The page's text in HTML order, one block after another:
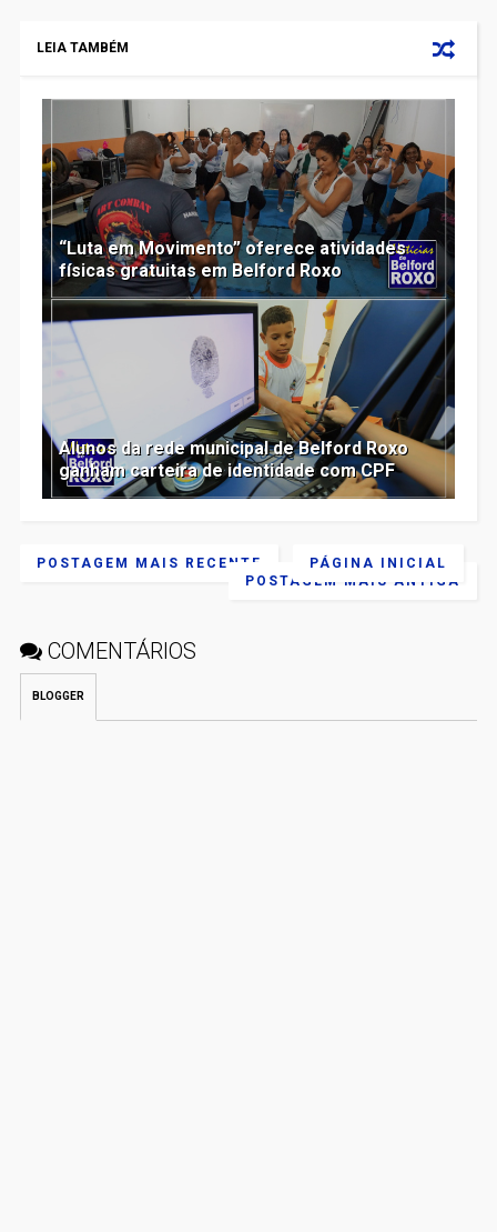
LEIA TAMBÉM
“Luta em Movimento” oferece atividades
físicas gratuitas em Belford Roxo
Alunos da rede municipal de Belford Roxo
ganham carteira de identidade com CPF
POSTAGEM MAIS RECENTE
POSTAGEM MAIS ANTIGA
PÁGINA INICIAL
COMENTÁRIOS
BLOGGER